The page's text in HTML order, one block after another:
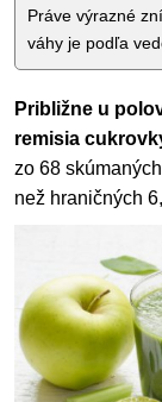
Práve výrazné
váhy je podľa
Približne u
remisia
zo 68
než hraničných